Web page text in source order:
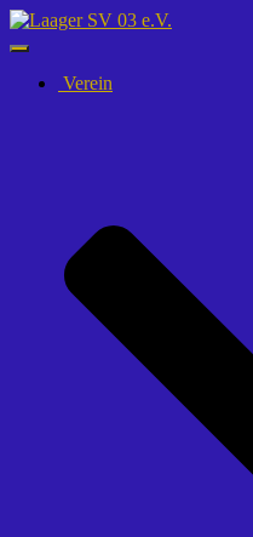
Navigation
umschalten
Verein